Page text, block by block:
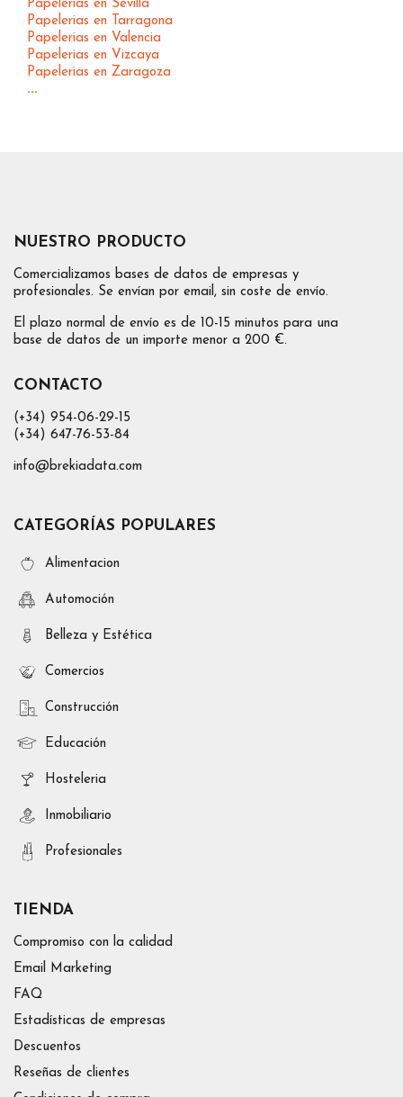
Papelerias en Sevilla
Papelerias en Tarragona
Papelerias en Valencia
Papelerias en Vizcaya
Papelerias en Zaragoza
...
NUESTRO PRODUCTO
Comercializamos bases de datos de empresas y
profesionales. Se envían por email, sin coste de envío.
El plazo normal de envío es de 10-15 minutos para una
base de datos de un importe menor a 200 €.
CONTACTO
(+34) 954-06-29-15
(+34) 647-76-53-84
info@brekiadata.com
CATEGORÍAS POPULARES
Alimentacion
Automoción
Belleza y Estética
Comercios
Construcción
Educación
Hosteleria
Inmobiliario
Profesionales
TIENDA
Compromiso con la calidad
Email Marketing
FAQ
Estadísticas de empresas
Descuentos
Reseñas de clientes